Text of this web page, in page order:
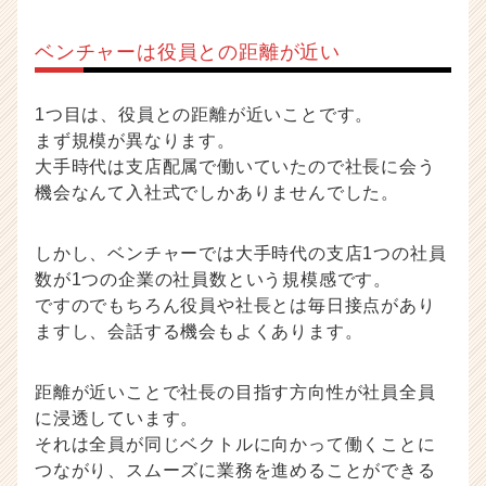
e
e
ベンチャーは役員との距離が近い
1つ目は、役員との距離が近いことです。
まず規模が異なります。
大手時代は支店配属で働いていたので社長に会う
機会なんて入社式でしかありませんでした。
しかし、ベンチャーでは大手時代の支店1つの社員
数が1つの企業の社員数という規模感です。
ですのでもちろん役員や社長とは毎日接点があり
ますし、会話する機会もよくあります。
距離が近いことで社長の目指す方向性が社員全員
に浸透しています。
それは全員が同じベクトルに向かって働くことに
つながり、スムーズに業務を進めることができる